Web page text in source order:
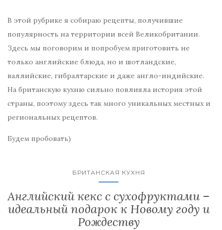
В этой рубрике я собираю рецепты, получившие
популярность на территории всей Великобритании.
Здесь мы поговорим и попробуем приготовить не
только английские блюда, но и шотландские,
валлийские, гибралтарские и даже англо-индийские.
На британскую кухню сильно повлияла история этой
страны, поэтому здесь так много уникальных местных и
региональных рецептов.
Будем пробовать)
БРИТАНСКАЯ КУХНЯ
Английский кекс с сухофруктами –
идеальный подарок к Новому году и
Рождеству